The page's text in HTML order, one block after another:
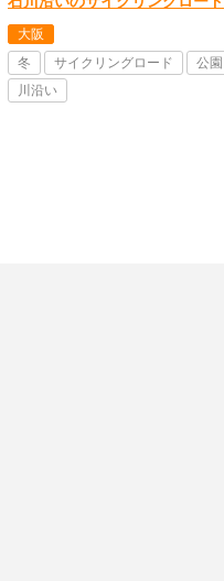
大阪
冬
サイクリングロード
公園
川沿い